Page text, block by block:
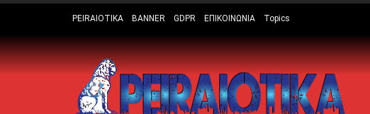
PEIRAIOTIKA BANNER GDPR ΕΠΙΚΟΙΝΩΝΙΑ Topics